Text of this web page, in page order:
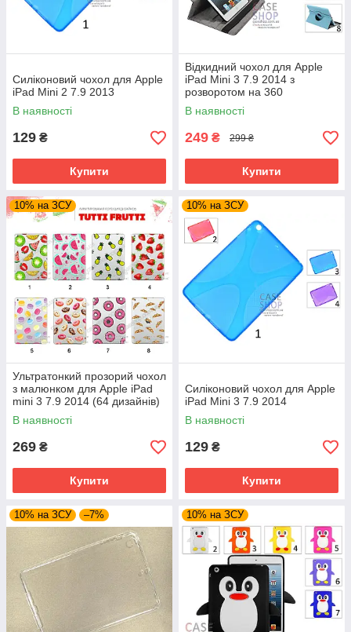
Силіконовий чохол для Apple
iPad Mini 2 7.9 2013
В наявності
129 ₴
Купити
Відкидний чохол для Apple
iPad Mini 3 7.9 2014 з
розворотом на 360
В наявності
249 ₴ 299 ₴
Купити
10% на ЗСУ
Ультратонкий прозорий чохол
з малюнком для Apple iPad
mini 3 7.9 2014 (64 дизайнів)
В наявності
269 ₴
Купити
10% на ЗСУ
Силіконовий чохол для Apple
iPad Mini 3 7.9 2014
В наявності
129 ₴
Купити
10% на ЗСУ –7% 10% на ЗСУ